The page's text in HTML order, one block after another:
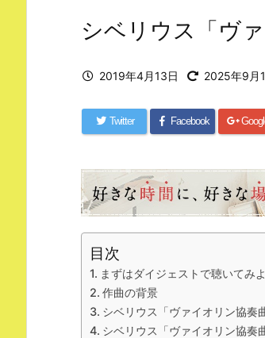
シベリウス「ヴ
2019年4月13日 2025年9月
Twitter Facebook
目次
まずはダイジェストで聴いてみ
作曲の背景
シベリウス「ヴァイオリン協奏
シベリウス「ヴァイオリン協